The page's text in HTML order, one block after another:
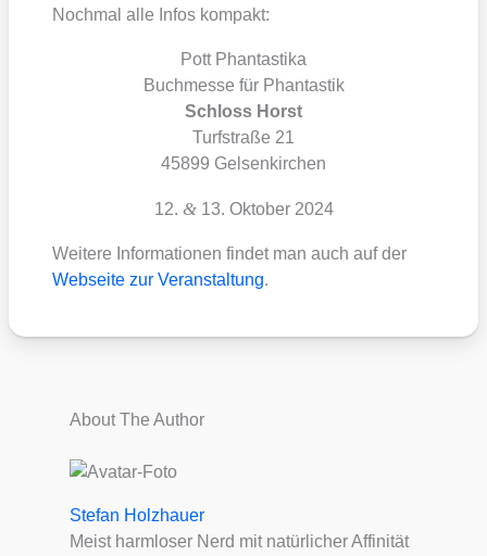
Noch­mal alle Infos kom­pakt:
Pott Phan­tas­tika
Buch­mes­se für Phan­tas­tik
Schloss Horst
Turf­stra­ße 21
45899 Gel­sen­kir­chen
12. &13. Okto­ber 2024
Wei­te­re Infor­ma­tio­nen fin­det man auch auf der
Web­sei­te zur Ver­an­stal­tung.
About The Author
Stefan Holzhauer
Meist harmloser Nerd mit natürlicher Affinität